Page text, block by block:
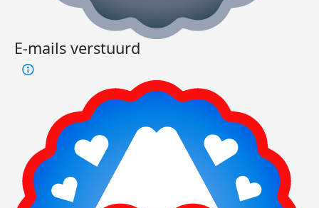
E-mails verstuurd